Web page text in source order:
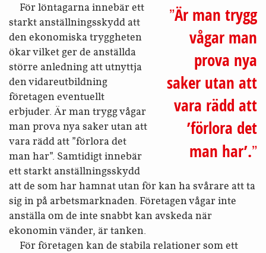
Är man trygg
vågar man
prova nya
saker utan att
vara rädd att
’förlora det
man har’.
För lön­tagarna innebär ett
starkt anställnings­skydd att
den ekonomiska trygg­heten
ökar vilket ger de anställda
större anledning att utnyttja
den vidare­utbildning
företagen eventuellt
erbjuder. Är man trygg vågar
man prova nya saker utan att
vara rädd att ”förlora det
man har”. Samtidigt innebär
ett starkt anställnings­skydd
att de som har hamnat utan för kan ha svårare att ta
sig in på arbets­marknaden. Företagen vågar inte
anställa om de inte snabbt kan avskeda när
ekonomin vänder, är tanken.
För företagen kan de stabila relationer som ett